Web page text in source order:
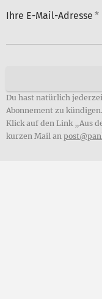
Ihre E-Mail-Adresse *
Du hast natürlich
Abonnement zu
Klick auf den Link „Aus
kurzen Mail an